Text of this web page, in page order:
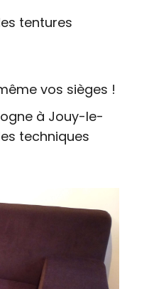
tentures
vos sièges !
à Jouy-le-
techniques